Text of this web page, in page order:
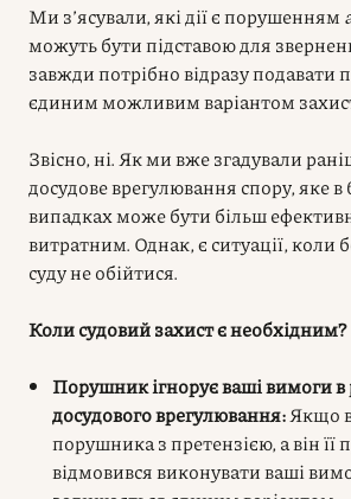
Ми з’ясували, які дії є порушенням
можуть бути підставою для
завжди потрібно відразу подавати
єдиним можливим варіантом
Звісно, ні. Як ми вже згадували
досудове врегулювання спору, яке в
випадках може бути більш
витратним. Однак, є ситуації, коли
суду не обійтися.
Коли судовий захист є необхідним?
Порушник ігнорує ваші вимоги
досудового врегулювання:Якщо
порушника з претензією, а він її
відмовився виконувати ваші